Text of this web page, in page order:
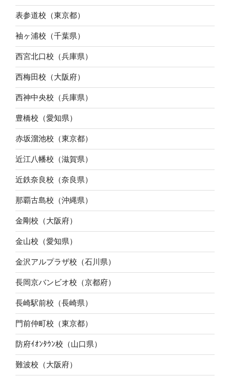
表参道校（東京都）
袖ヶ浦校（千葉県）
西宮北口校（兵庫県）
西梅田校（大阪府）
西神中央校（兵庫県）
豊橋校（愛知県）
赤坂溜池校（東京都）
近江八幡校（滋賀県）
近鉄奈良校（奈良県）
那覇古島校（沖縄県）
金剛校（大阪府）
金山校（愛知県）
金沢アルプラザ校（石川県）
長岡京バンビオ校（京都府）
長崎駅前校（長崎県）
門前仲町校（東京都）
防府ｲｵﾝﾀｳﾝ校（山口県）
難波校（大阪府）